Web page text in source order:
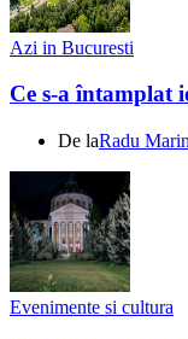
Azi in Bucuresti
Ce s-a întamplat
De laRadu
Evenimente si cultura